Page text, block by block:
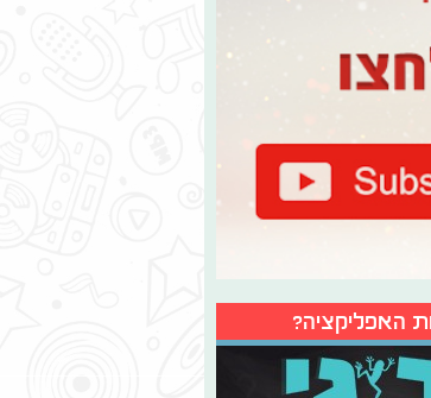
האפליקציה?